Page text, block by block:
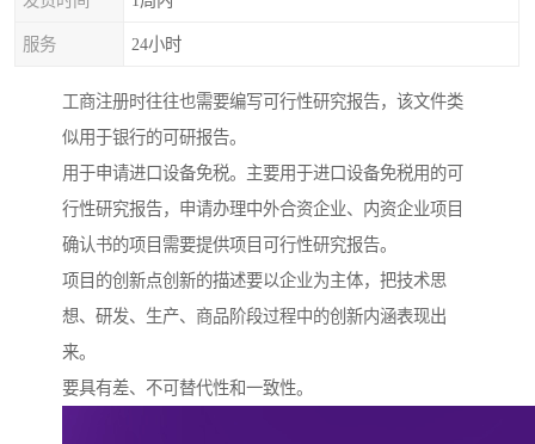
服务 24小时
工商注册时往往也需要编写可行性研究报告，该文件类
似用于银行的可研报告。
用于申请进口设备免税。主要用于进口设备免税用的可
行性研究报告，申请办理中外合资企业、内资企业项目
确认书的项目需要提供项目可行性研究报告。
项目的创新点创新的描述要以企业为主体，把技术思
想、研发、生产、商品阶段过程中的创新内涵表现出
来。
要具有差、不可替代性和一致性。